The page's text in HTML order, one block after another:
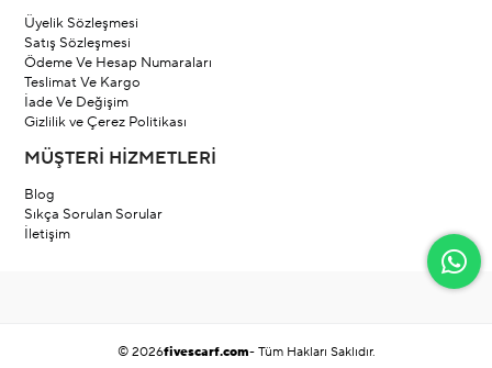
Üyelik Sözleşmesi
Satış Sözleşmesi
Ödeme Ve Hesap Numaraları
Teslimat Ve Kargo
İade Ve Değişim
Gizlilik ve Çerez Politikası
MÜŞTERİ HİZMETLERİ
Blog
Sıkça Sorulan Sorular
İletişim
© 2026fivescarf.com- Tüm Hakları Saklıdır.